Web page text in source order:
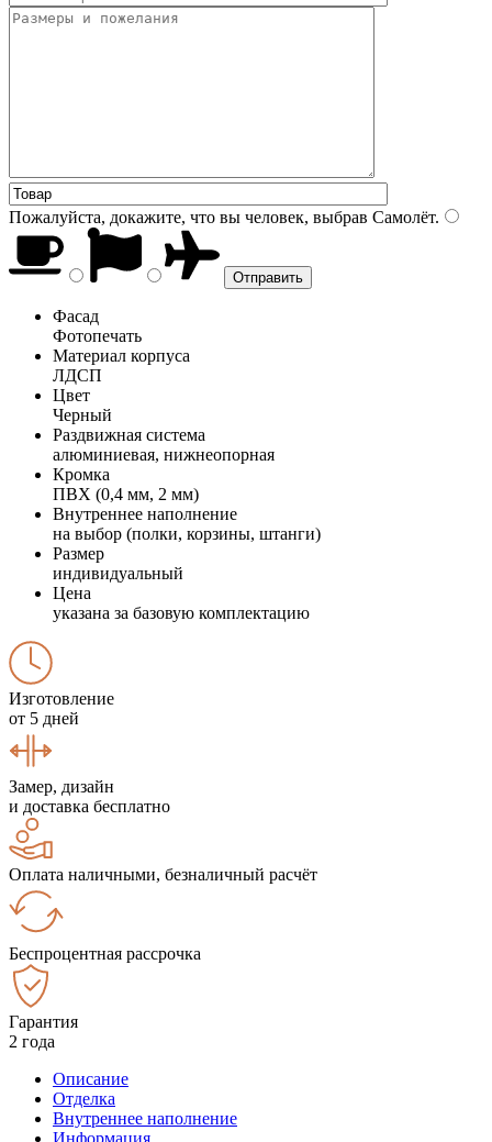
Пожалуйста, докажите, что вы человек, выбрав Самолёт.
Фасад
Фотопечать
Материал корпуса
ЛДСП
Цвет
Черный
Раздвижная система
алюминиевая, нижнеопорная
Кромка
ПВХ (0,4 мм, 2 мм)
Внутреннее наполнение
на выбор (полки, корзины, штанги)
Размер
индивидуальный
Цена
указана за базовую комплектацию
Изготовление
от 5 дней
Замер, дизайн
и доставка бесплатно
Оплата наличными, безналичный расчёт
Беспроцентная рассрочка
Гарантия
2 года
Описание
Отделка
Внутреннее наполнение
Информация